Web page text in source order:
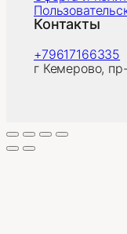
Контакты
+79617166335
г Кемерово,